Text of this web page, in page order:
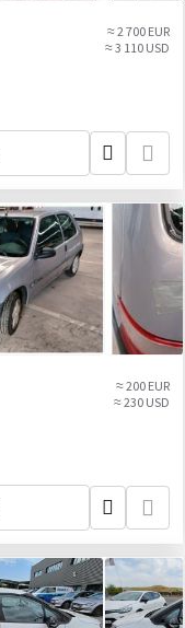
≈ 2 700 EUR
≈ 3 110 USD
≈ 200 EUR
≈ 230 USD